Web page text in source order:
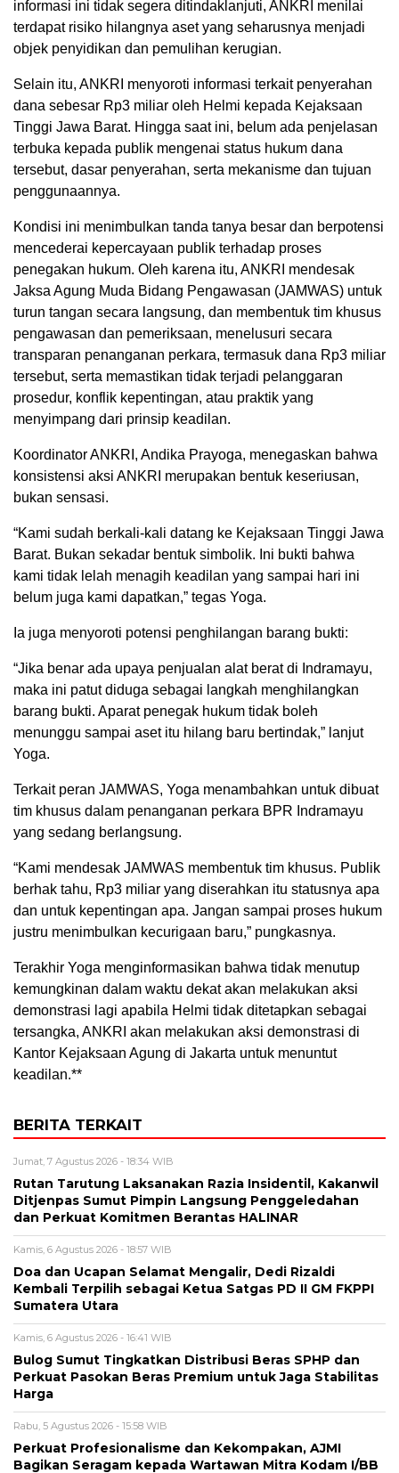
informasi ini tidak segera ditindaklanjuti, ANKRI menilai
terdapat risiko hilangnya aset yang seharusnya menjadi
objek penyidikan dan pemulihan kerugian.
Selain itu, ANKRI menyoroti informasi terkait penyerahan
dana sebesar Rp3 miliar oleh Helmi kepada Kejaksaan
Tinggi Jawa Barat. Hingga saat ini, belum ada penjelasan
terbuka kepada publik mengenai status hukum dana
tersebut, dasar penyerahan, serta mekanisme dan tujuan
penggunaannya.
Kondisi ini menimbulkan tanda tanya besar dan berpotensi
mencederai kepercayaan publik terhadap proses
penegakan hukum. Oleh karena itu, ANKRI mendesak
Jaksa Agung Muda Bidang Pengawasan (JAMWAS) untuk
turun tangan secara langsung, dan membentuk tim khusus
pengawasan dan pemeriksaan, menelusuri secara
transparan penanganan perkara, termasuk dana Rp3 miliar
tersebut, serta memastikan tidak terjadi pelanggaran
prosedur, konflik kepentingan, atau praktik yang
menyimpang dari prinsip keadilan.
Koordinator ANKRI, Andika Prayoga, menegaskan bahwa
konsistensi aksi ANKRI merupakan bentuk keseriusan,
bukan sensasi.
“Kami sudah berkali-kali datang ke Kejaksaan Tinggi Jawa
Barat. Bukan sekadar bentuk simbolik. Ini bukti bahwa
kami tidak lelah menagih keadilan yang sampai hari ini
belum juga kami dapatkan,” tegas Yoga.
Ia juga menyoroti potensi penghilangan barang bukti:
“Jika benar ada upaya penjualan alat berat di Indramayu,
maka ini patut diduga sebagai langkah menghilangkan
barang bukti. Aparat penegak hukum tidak boleh
menunggu sampai aset itu hilang baru bertindak,” lanjut
Yoga.
Terkait peran JAMWAS, Yoga menambahkan untuk dibuat
tim khusus dalam penanganan perkara BPR Indramayu
yang sedang berlangsung.
“Kami mendesak JAMWAS membentuk tim khusus. Publik
berhak tahu, Rp3 miliar yang diserahkan itu statusnya apa
dan untuk kepentingan apa. Jangan sampai proses hukum
justru menimbulkan kecurigaan baru,” pungkasnya.
Terakhir Yoga menginformasikan bahwa tidak menutup
kemungkinan dalam waktu dekat akan melakukan aksi
demonstrasi lagi apabila Helmi tidak ditetapkan sebagai
tersangka, ANKRI akan melakukan aksi demonstrasi di
Kantor Kejaksaan Agung di Jakarta untuk menuntut
keadilan.**
BERITA TERKAIT
Jumat, 7 Agustus 2026 - 18:34 WIB
Rutan Tarutung Laksanakan Razia Insidentil, Kakanwil
Ditjenpas Sumut Pimpin Langsung Penggeledahan
dan Perkuat Komitmen Berantas HALINAR
Kamis, 6 Agustus 2026 - 18:57 WIB
Doa dan Ucapan Selamat Mengalir, Dedi Rizaldi
Kembali Terpilih sebagai Ketua Satgas PD II GM FKPPI
Sumatera Utara
Kamis, 6 Agustus 2026 - 16:41 WIB
Bulog Sumut Tingkatkan Distribusi Beras SPHP dan
Perkuat Pasokan Beras Premium untuk Jaga Stabilitas
Harga
Rabu, 5 Agustus 2026 - 15:58 WIB
Perkuat Profesionalisme dan Kekompakan, AJMI
Bagikan Seragam kepada Wartawan Mitra Kodam I/BB